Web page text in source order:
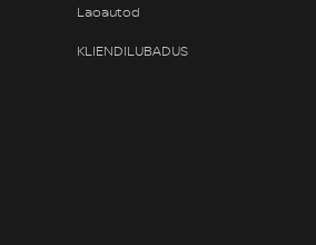
Laoautod
KLIENDILUBADUS